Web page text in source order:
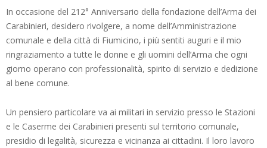
In occasione del 212° Anniversario della fondazione dell’Arma dei
Carabinieri, desidero rivolgere, a nome dell’Amministrazione
comunale e della città di Fiumicino, i più sentiti auguri e il mio
ringraziamento a tutte le donne e gli uomini dell’Arma che ogni
giorno operano con professionalità, spirito di servizio e dedizione
al bene comune.
Un pensiero particolare va ai militari in servizio presso le Stazioni
e le Caserme dei Carabinieri presenti sul territorio comunale,
presidio di legalità, sicurezza e vicinanza ai cittadini. Il loro lavoro